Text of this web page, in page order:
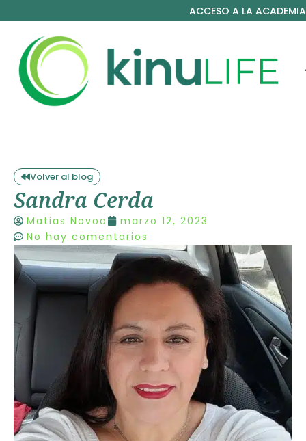
ACCESO A LA ACADEMIA
Volver al blog
Sandra Cerda
Matias Novoa
marzo 12, 2023
No hay comentarios